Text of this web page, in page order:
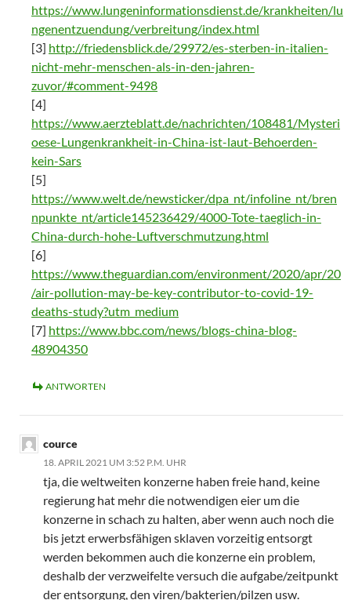
https://www.lungeninformationsdienst.de/krankheiten/lu
ngenentzuendung/verbreitung/index.html
[3] http://friedensblick.de/29972/es-sterben-in-italien-
nicht-mehr-menschen-als-in-den-jahren-
zuvor/#comment-9498
[4]
https://www.aerzteblatt.de/nachrichten/108481/Mysteri
oese-Lungenkrankheit-in-China-ist-laut-Behoerden-
kein-Sars
[5]
https://www.welt.de/newsticker/dpa_nt/infoline_nt/bren
npunkte_nt/article145236429/4000-Tote-taeglich-in-
China-durch-hohe-Luftverschmutzung.html
[6]
https://www.theguardian.com/environment/2020/apr/20
/air-pollution-may-be-key-contributor-to-covid-19-
deaths-study?utm_medium
[7] https://www.bbc.com/news/blogs-china-blog-
48904350
ANTWORTEN
cource
18. APRIL 2021 UM 3:52 P.M. UHR
tja, die weltweiten konzerne haben freie hand, keine
regierung hat mehr die notwendigen eier um die
konzerne in schach zu halten, aber wenn auch noch die
bis jetzt erwerbsfähigen sklaven vorzeitig entsorgt
werden bekommen auch die konzerne ein problem,
deshalb der verzweifelte versuch die aufgabe/zeitpunkt
der entsorgung, den viren/bakterien/pilzen usw.